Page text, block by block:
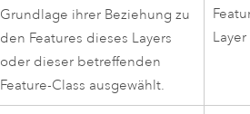
Grundlage ihrer Beziehung zu
den Features dieses Layers
oder dieser betreffenden
Feature-Class ausgewählt.
Layer